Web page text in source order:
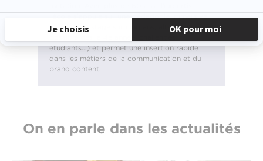
l’école s’appuie sur une pédagogie immersive
(21 mois de stage sur cinq ans, alternance
étudiants…) et permet une insertion rapide
dans les métiers de la communication et du
brand content.
On en parle dans les actualités